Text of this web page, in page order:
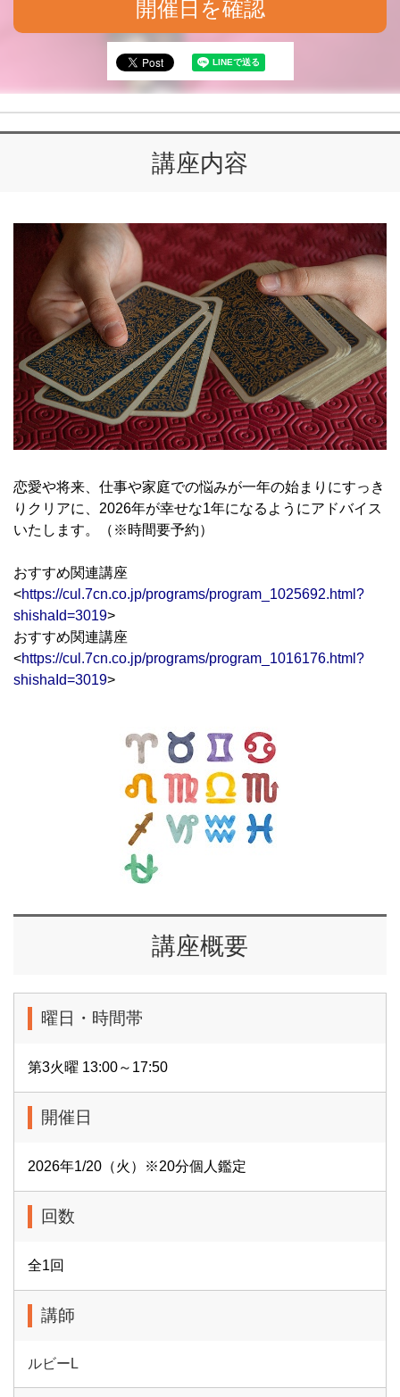
開催日を確認
講座内容
恋愛や将来、仕事や家庭での悩みが一年の始まりにすっき
りクリアに、2026年が幸せな1年になるようにアドバイス
いたします。（※時間要予約）
おすすめ関連講座
<https://cul.7cn.co.jp/programs/program_1025692.html?
shishaId=3019>
おすすめ関連講座
<https://cul.7cn.co.jp/programs/program_1016176.html?
shishaId=3019>
講座概要
曜日・時間帯
第3火曜 13:00～17:50
開催日
2026年1/20（火）※20分個人鑑定
回数
全1回
講師
ルビーL